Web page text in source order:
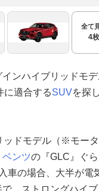
全て
4枚
インハイブリッドモ
に適合するSUVを探
ドモデル（※モー
ベンツの『GLC』ぐ
車の場合、大半が電
、ストロングハイ